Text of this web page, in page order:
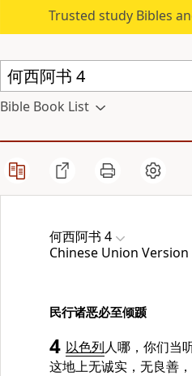
Trusted study Bibles
Bible Book List
何西阿书 4
Chinese Union
民行诸恶必至倾踬
4 以色列人哪，你们当
这地上无诚实，无良善